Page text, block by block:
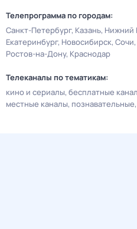
Телепрограмма по городам:
Санкт-Петербург Казань Нижний
Екатеринбург Новосибирск Сочи
Ростов-на-Дону Краснодар
Телеканалы по тематикам:
кино и сериалы бесплатные
местные каналы познавательные